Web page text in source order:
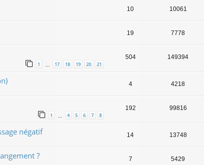
10 10061
19 7778
1 … 17 18 19 20 21
504 149394
4 4218
1 … 4 5 6 7 8
192 99816
négatif 14 13748
? 7 5429